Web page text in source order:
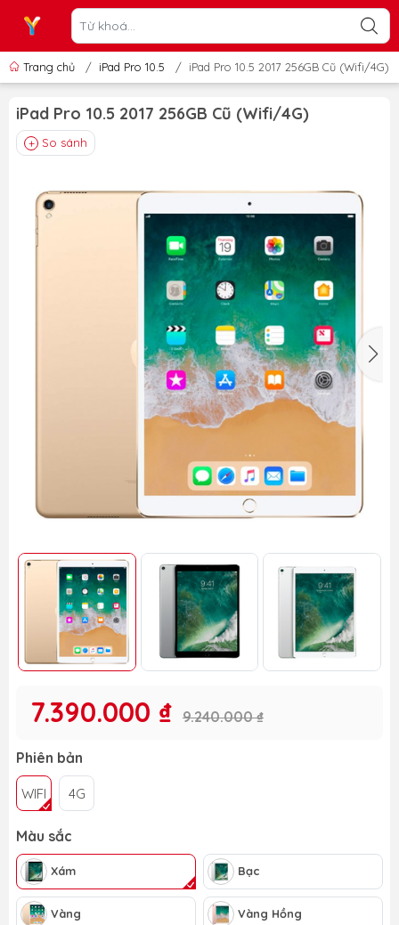
Trang chủ / iPad Pro 10.5 / iPad Pro 10.5 2017 256GB Cũ (Wifi/4G)
iPad Pro 10.5 2017 256GB Cũ (Wifi/4G)
So sánh
7.390.000 ₫ 9.240.000 ₫
Phiên bản
WIFI 4G
Màu sắc
Xám Bạc
Vàng Vàng Hồng